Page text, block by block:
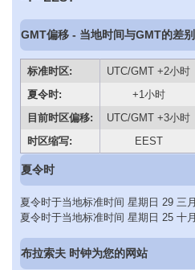
GMT偏移 - 当地时间与GMT的差别
标准时区:
UTC/GMT +2小时
夏令时:
+1小时
目前时区偏移:
UTC/GMT +3小时
时区缩写:
EEST
夏令时
夏令时于当地标准时间 星期日 29 三
夏令时于当地标准时间 星期日 25 十
布拉索夫 时钟为您的网站